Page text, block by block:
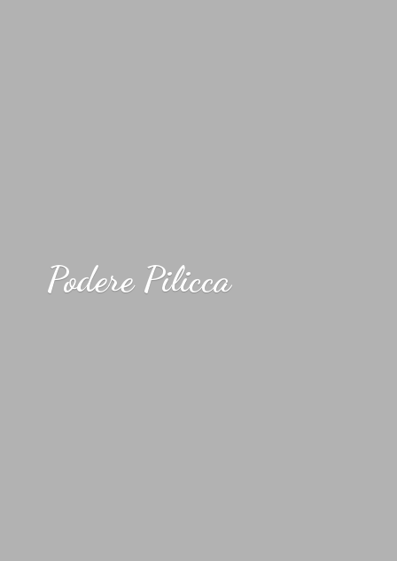
Podere Pilicca